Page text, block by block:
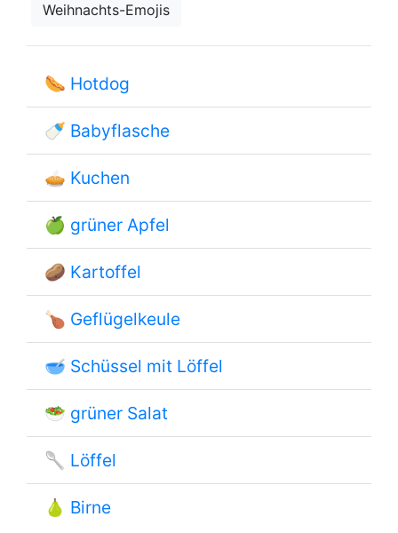
Weihnachts-Emojis
🌭 Hotdog
🍼 Babyflasche
🥧 Kuchen
🍏 grüner Apfel
🥔 Kartoffel
🍗 Geflügelkeule
🥣 Schüssel mit Löffel
🥗 grüner Salat
🥄 Löffel
🍐 Birne